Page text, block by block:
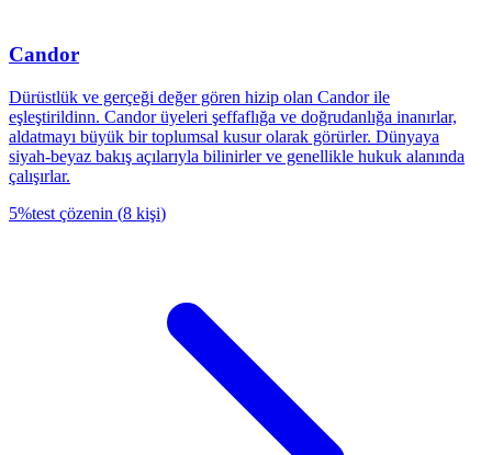
Candor
Dürüstlük ve gerçeği değer gören hizip olan Candor ile
eşleştirildinn. Candor üyeleri şeffaflığa ve doğrudanlığa inanırlar,
aldatmayı büyük bir toplumsal kusur olarak görürler. Dünyaya
siyah-beyaz bakış açılarıyla bilinirler ve genellikle hukuk alanında
çalışırlar.
5%test çözenin (8 kişi)